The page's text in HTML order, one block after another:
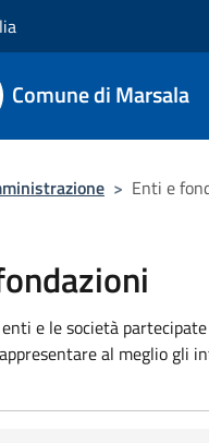
Comune di Marsala
> Enti e
e le società
al meglio gli